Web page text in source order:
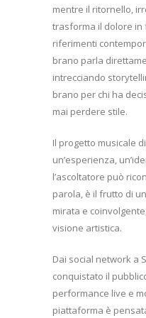
mentre il ritornello,
trasforma il dolore in
riferimenti
brano parla
intrecciando
brano per chi ha
mai perdere stile.
Il progetto musicale
un’esperienza,
l’ascoltatore può
parola, è il frutto di
mirata e
visione artistica.
Dai social network a
conquistato il
performance live e
piattaforma è